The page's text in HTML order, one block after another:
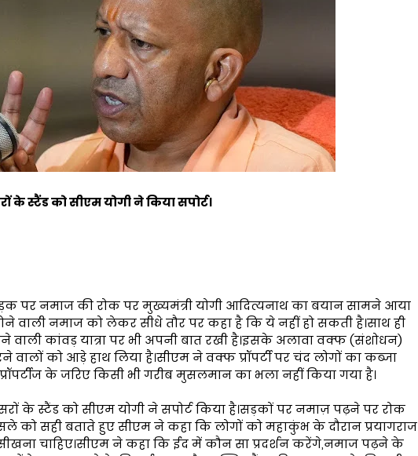
स्टैंड को सीएम योगी ने किया सपोर्ट।
पर नमाज की रोक पर मुख्यमंत्री योगी आदित्यनाथ का बयान सामने आया
वाली नमाज को लेकर सीधे तौर पर कहा है कि ये नहीं हो सकती है।साथ ही
कांवड़ यात्रा पर भी अपनी बात रखी है।इसके अलावा वक्फ (संशोधन)
को आड़े हाथ लिया है।सीएम ने वक्फ प्रॉपर्टी पर चंद लोगों का कब्जा
के जरिए किसी भी गरीब मुसलमान का भला नहीं किया गया है।
स्टैंड को सीएम योगी ने सपोर्ट किया है।सड़कों पर नमाज़ पढ़ने पर रोक
को सही बताते हुए सीएम ने कहा कि लोगों को महाकुंभ के दौरान प्रयागराज
चाहिए।सीएम ने कहा कि ईद में कौन सा प्रदर्शन करेंगे,नमाज पढ़ने के